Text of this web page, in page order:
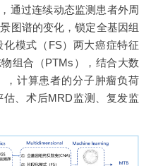
通过连续动态监测患者外周
图谱的变化，锁定全基因组
模式（FS）两大癌症特征
组合（PTMs），结合大数
，计算患者的分子肿瘤负荷
估、术后MRD监测、复发监